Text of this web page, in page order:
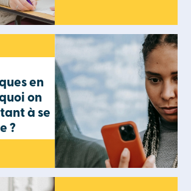
en
on
à se
?